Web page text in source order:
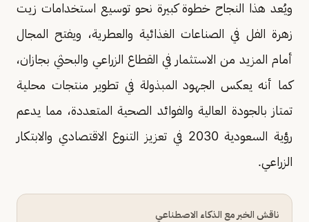
ويُعد هذا النجاح خطوة كبيرة نحو توسيع استخدامات زيت
زهرة الفل في الصناعات الغذائية والعطرية، ويفتح المجال
أمام المزيد من الاستثمار في القطاع الزراعي والبحثي بجازان،
كما أنه يعكس الجهود المبذولة في تطوير منتجات محلية
تمتاز بالجودة العالية والفوائد الصحية المتعددة، مما يدعم
رؤية السعودية 2030 في تعزيز التنوع الاقتصادي والابتكار
الزراعي.
ناقش الخبر مع الذكاء الاصطناعي